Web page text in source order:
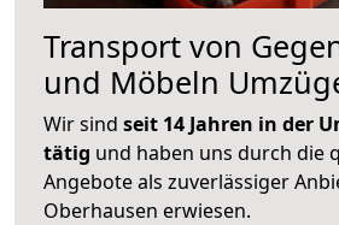
Transport von
und Möbeln
Wir sind seit 14 Jahren in der
tätig und haben uns durch die
Angebote als zuverlässiger
Oberhausen erwiesen.